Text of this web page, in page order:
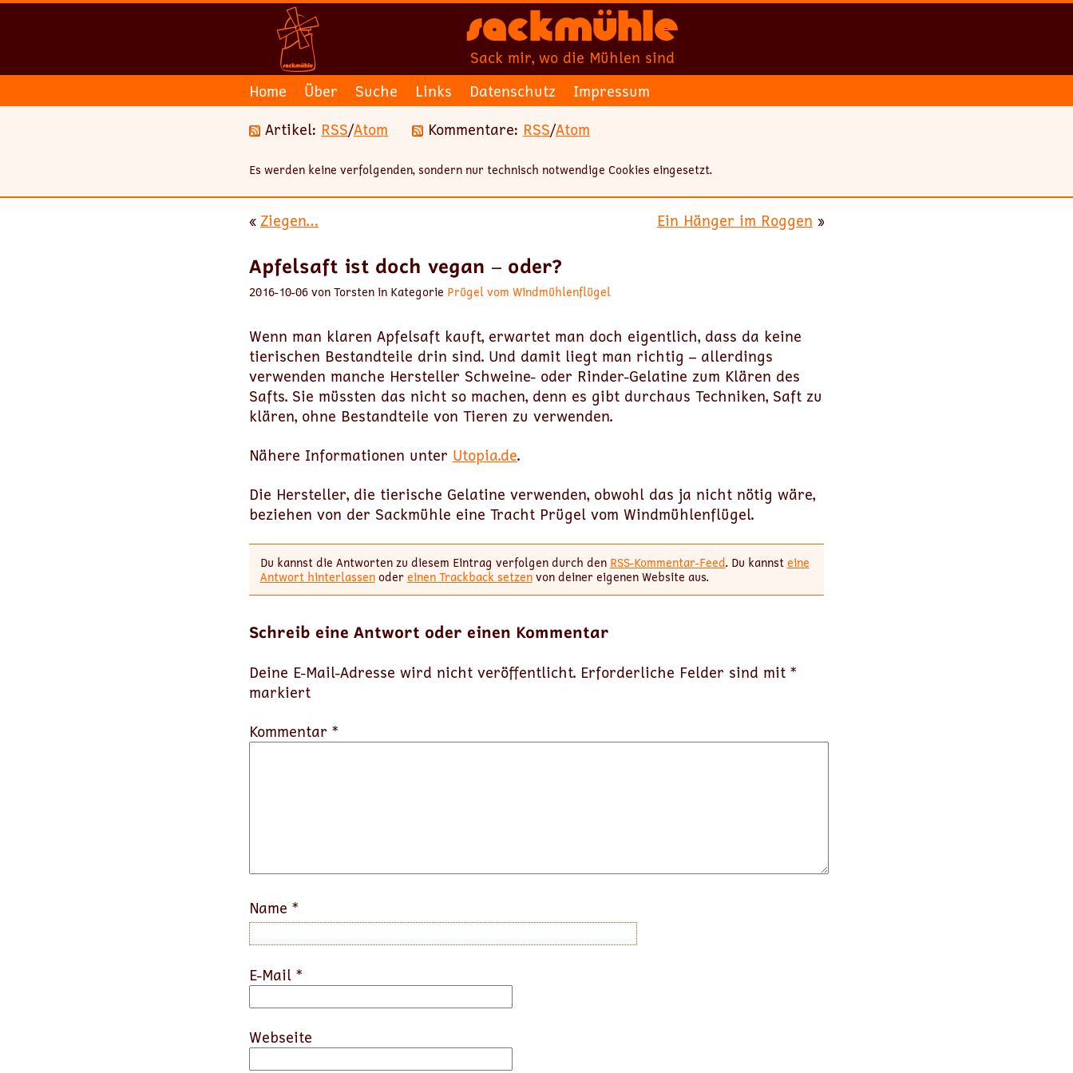
Sackmühle
Sack mir, wo die Mühlen sind
Home
Über Suche Links Datenschutz
Impressum
Artikel: RSS/Atom Kommentare: RSS/Atom
Es werden keine verfolgenden, sondern nur technisch notwendige Cookies eingesetzt.
« Ziegen… Ein Hänger im Roggen »
Apfelsaft ist doch vegan – oder?
2016-10-06 von Torsten in Kategorie Prügel vom Windmühlenflügel
Wenn man klaren Apfelsaft kauft, erwartet man doch eigentlich, dass da keine
tierischen Bestandteile drin sind. Und damit liegt man richtig – allerdings
verwenden manche Hersteller Schweine- oder Rinder-Gelatine zum Klären des
Safts. Sie müssten das nicht so machen, denn es gibt durchaus Techniken, Saft zu
klären, ohne Bestandteile von Tieren zu verwenden.
Nähere Informationen unter Utopia.de.
Die Hersteller, die tierische Gelatine verwenden, obwohl das ja nicht nötig wäre,
beziehen von der Sackmühle eine Tracht Prügel vom Windmühlenflügel.
Du kannst die Antworten zu diesem Eintrag verfolgen durch den RSS-Kommentar-Feed. Du kannsteine
Antwort hinterlassenodereinen Trackback setzenvon deiner eigenen Website aus.
Schreib eine Antwort oder einen Kommentar
Deine E-Mail-Adresse wird nicht veröffentlicht. Erforderliche Felder sind mit *
markiert
Kommentar *
Name *
E-Mail *
Webseite